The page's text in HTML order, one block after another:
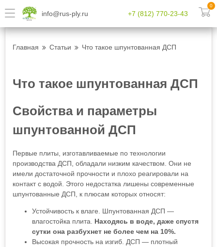
info@rus-ply.ru +7 (812) 770-23-43
0
Главная Статьи Что такое шпунтованная ДСП
Что такое шпунтованная ДСП
Свойства и параметры
шпунтованной ДСП
Первые плиты, изготавливаемые по технологии
производства ДСП, обладали низким качеством. Они не
имели достаточной прочности и плохо реагировали на
контакт с водой. Этого недостатка лишены современные
шпунтованные ДСП, к плюсам которых относят:
Устойчивость к влаге. Шпунтованная ДСП —
влагостойка плита. Находясь в воде, даже спустя
сутки она разбухнет не более чем на 10%.
Высокая прочность на изгиб. ДСП — плотный